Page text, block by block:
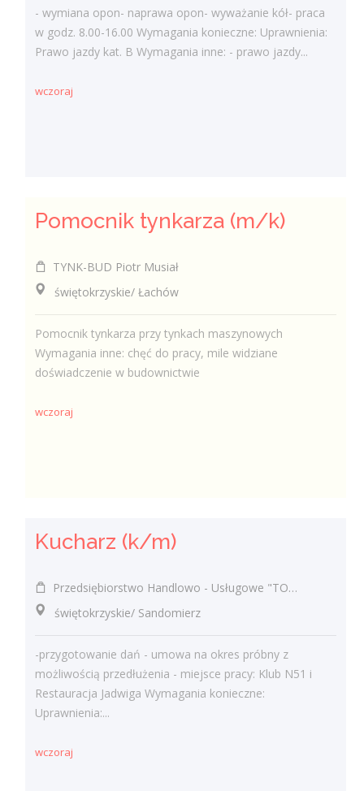
- wymiana opon- naprawa opon- wyważanie kół- praca
w godz. 8.00-16.00 Wymagania konieczne: Uprawnienia:
Prawo jazdy kat. B Wymagania inne: - prawo jazdy...
wczoraj
Pomocnik tynkarza (m/k)
TYNK-BUD Piotr Musiał
świętokrzyskie/ Łachów
Pomocnik tynkarza przy tynkach maszynowych
Wymagania inne: chęć do pracy, mile widziane
doświadczenie w budownictwie
wczoraj
Kucharz (k/m)
Przedsiębiorstwo Handlowo - Usługowe "TOMAX" Tomasz Winiarski
świętokrzyskie/ Sandomierz
-przygotowanie dań - umowa na okres próbny z
możliwością przedłużenia - miejsce pracy: Klub N51 i
Restauracja Jadwiga Wymagania konieczne:
Uprawnienia:...
wczoraj